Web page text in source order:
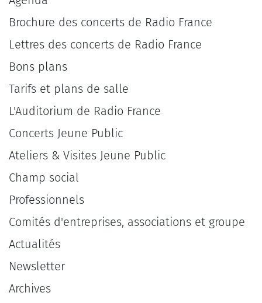
Brochure des concerts de Radio France
Lettres des concerts de Radio France
Bons plans
Tarifs et plans de salle
L'Auditorium de Radio France
Concerts Jeune Public
Ateliers & Visites Jeune Public
Champ social
Professionnels
Comités d'entreprises, associations et groupe
Actualités
Newsletter
Archives